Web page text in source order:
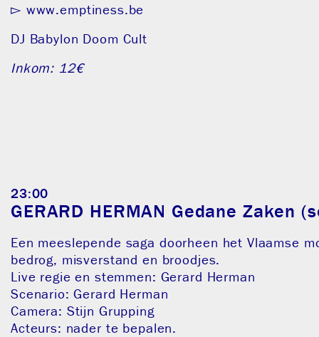
▻ www.emptiness.be
DJ Babylon Doom Cult
Inkom: 12€
23:00
GERARD HERMAN Gedane Zaken
Een meeslepende saga doorheen het Vlaamse
bedrog, misverstand en broodjes.
Live regie en stemmen: Gerard Herman
Scenario: Gerard Herman
Camera: Stijn Grupping
Acteurs: nader te bepalen.